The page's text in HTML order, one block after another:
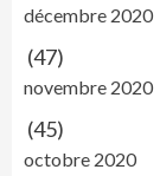
décembre 2020
(47)
novembre 2020
(45)
octobre 2020